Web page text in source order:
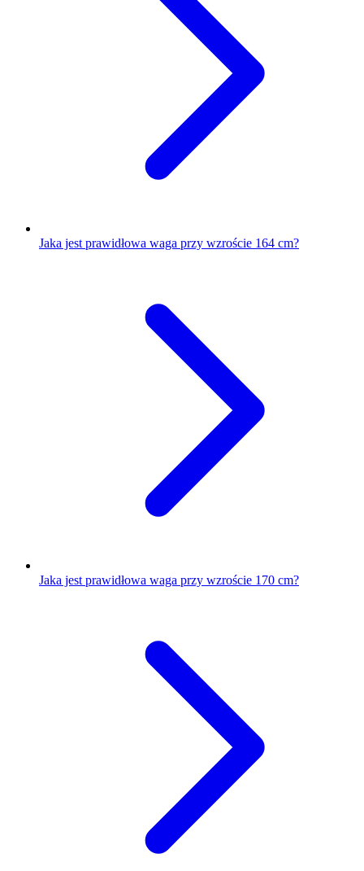
Jaka jest prawidłowa waga przy wzroście 164 cm?
Jaka jest prawidłowa waga przy wzroście 170 cm?